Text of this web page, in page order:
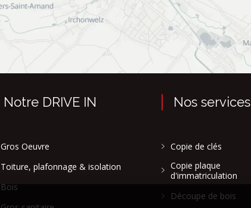
Notre DRIVE IN
Gros Oeuvre
Toiture, plafonnage & isolation
Bois
Nos services
Copie de clés
Copie plaque
d'immatriculation
Découpe de bois